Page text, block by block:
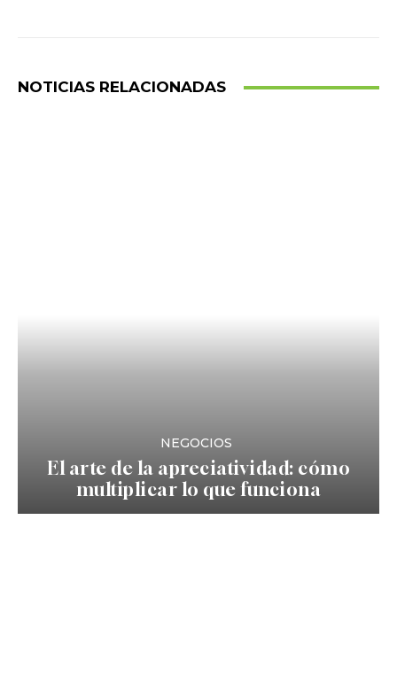
NOTICIAS RELACIONADAS
NEGOCIOS
El arte de la apreciatividad: cómo
multiplicar lo que funciona